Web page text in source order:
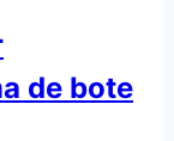
de bote